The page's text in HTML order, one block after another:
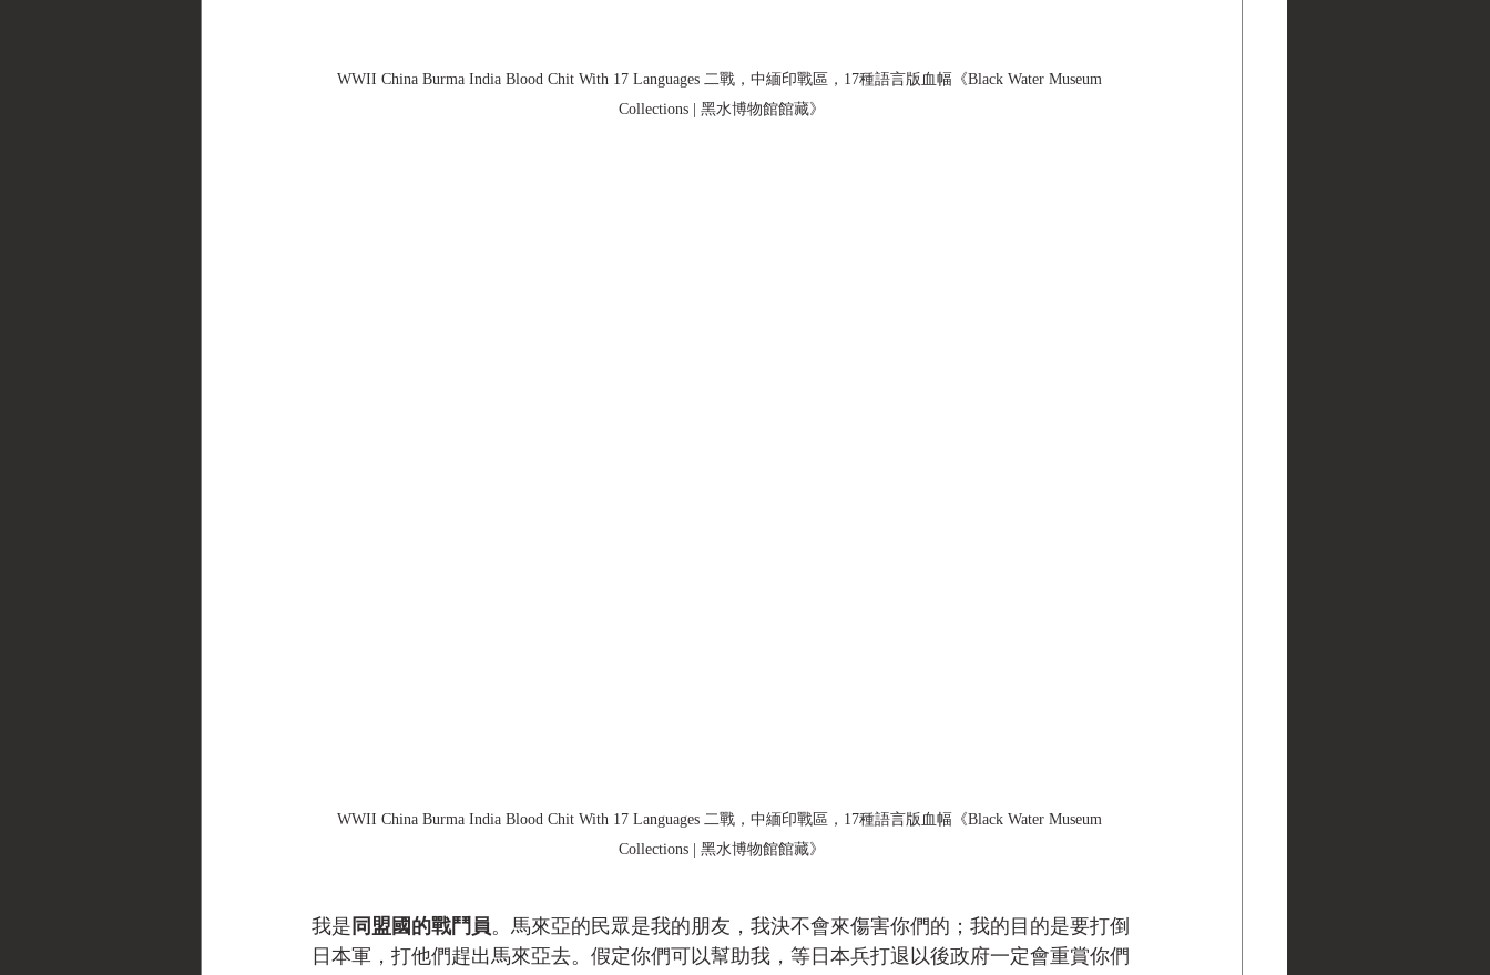
WWII China Burma India Blood Chit With 17 Languages 二戰，中緬印戰區，17種語言版血幅《Black Water Museum
Collections | 黑水博物館館藏》
WWII China Burma India Blood Chit With 17 Languages 二戰，中緬印戰區，17種語言版血幅《Black Water Museum
Collections | 黑水博物館館藏》
我是 同盟國的戰鬥員。馬來亞的民眾是我的朋友，我決不會來傷害你們的；我的目的是要打倒
日本軍，打他們趕出馬來亞去。假定你們可以幫助我，等日本兵打退以後政府一定會重賞你們